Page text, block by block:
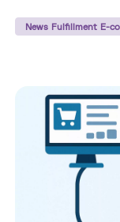
News Fulfillment E-